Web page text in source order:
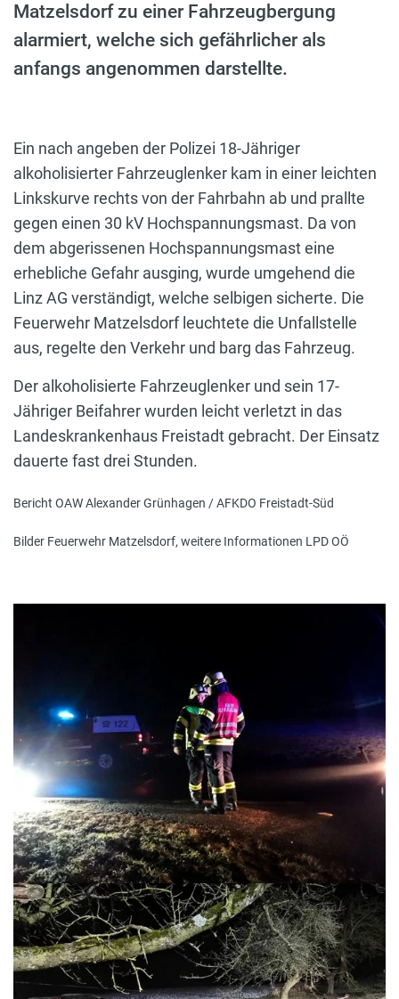
Matzelsdorf zu einer Fahrzeugbergung
alarmiert, welche sich gefährlicher als
anfangs angenommen darstellte.
Ein nach angeben der Polizei 18-Jähriger
alkoholisierter Fahrzeuglenker kam in einer leichten
Linkskurve rechts von der Fahrbahn ab und prallte
gegen einen 30 kV Hochspannungsmast. Da von
dem abgerissenen Hochspannungsmast eine
erhebliche Gefahr ausging, wurde umgehend die
Linz AG verständigt, welche selbigen sicherte. Die
Feuerwehr Matzelsdorf leuchtete die Unfallstelle
aus, regelte den Verkehr und barg das Fahrzeug.
Der alkoholisierte Fahrzeuglenker und sein 17-
Jähriger Beifahrer wurden leicht verletzt in das
Landeskrankenhaus Freistadt gebracht. Der Einsatz
dauerte fast drei Stunden.
Bericht OAW Alexander Grünhagen / AFKDO Freistadt-Süd
Bilder Feuerwehr Matzelsdorf, weitere Informationen LPD OÖ